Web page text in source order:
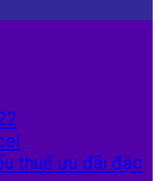
thuế ưu đãi đặc